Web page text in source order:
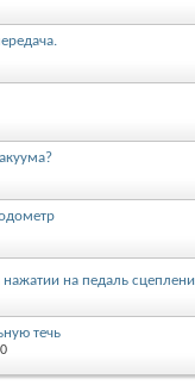
на педаль
течь